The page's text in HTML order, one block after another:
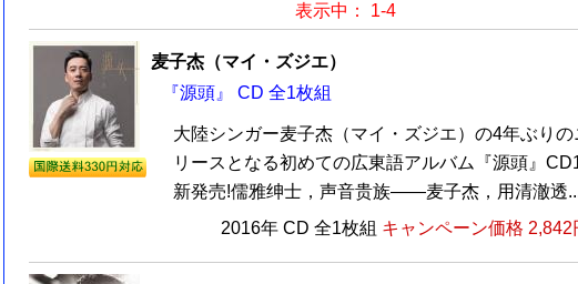
表示中： 1-4
麦子杰（マイ・ズジエ）
『源頭』 CD 全1枚組
大陸シンガー麦子杰（マイ・ズジエ）の4年ぶりの
リースとなる初めての広東語アルバム『源頭』
新発売!儒雅绅士，声音贵族——麦子杰，用清澈透
2016年 CD 全1枚組 キャンペーン価格 2,842